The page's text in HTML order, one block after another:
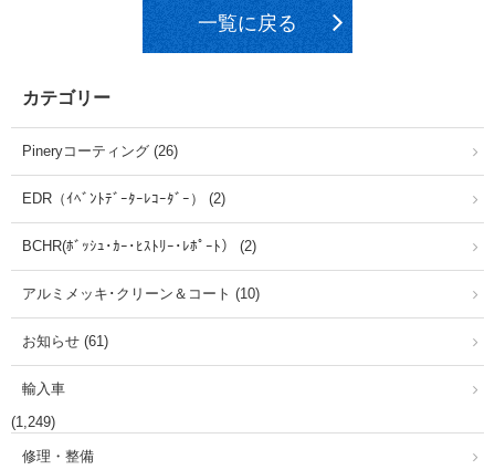
一覧に戻る
カテゴリー
Pineryコーティング (26)
EDR（ｲﾍﾞﾝﾄﾃﾞｰﾀｰﾚｺｰﾀﾞｰ） (2)
BCHR(ﾎﾞｯｼｭ･ｶｰ･ﾋｽﾄﾘｰ･ﾚﾎﾟｰﾄ） (2)
アルミメッキ･クリーン＆コート (10)
お知らせ (61)
輸入車
(1,249)
修理・整備